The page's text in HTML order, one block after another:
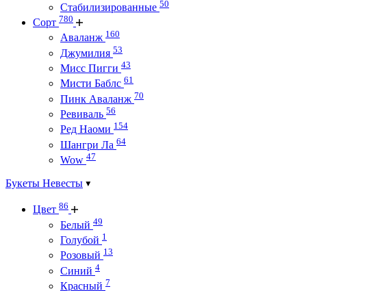
Стабилизированные 50
Сорт 780
Аваланж 160
Джумилия 53
Мисс Пигги 43
Мисти Баблс 61
Пинк Аваланж 70
Ревиваль 56
Ред Наоми 154
Шангри Ла 64
Wow 47
Букеты Невесты
Цвет 86
Белый 49
Голубой 1
Розовый 13
Синий 4
Красный 7